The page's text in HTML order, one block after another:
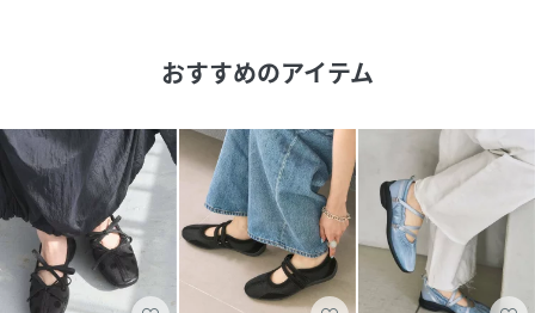
おすすめのアイテム